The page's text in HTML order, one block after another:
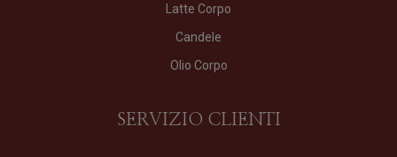
Latte Corpo
Candele
Olio Corpo
SERVIZIO CLIENTI